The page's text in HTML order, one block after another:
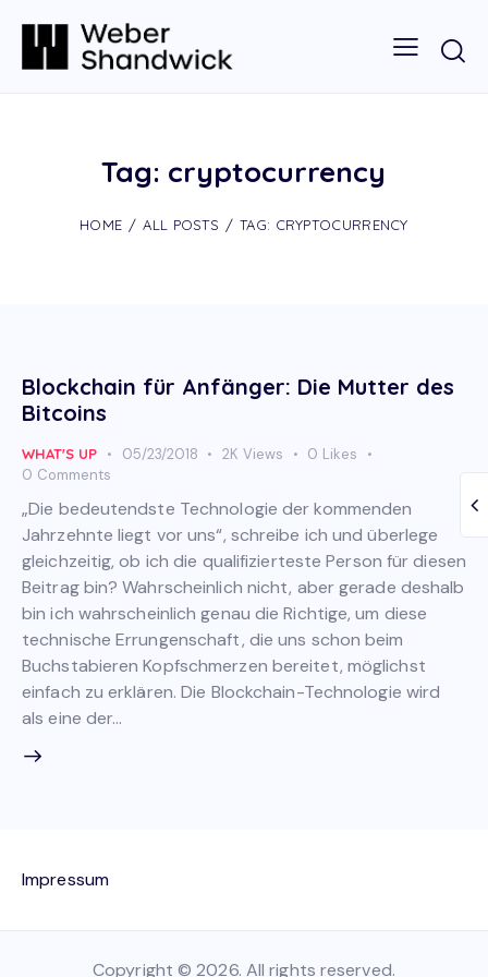
Tag: cryptocurrency
HOME ALL POSTS TAG: CRYPTOCURRENCY
Blockchain für Anfänger: Die Mutter des
Bitcoins
WHAT'S UP 05/23/2018 2K Views 0 Likes
0 Comments
„Die bedeutendste Technologie der kommenden
Jahrzehnte liegt vor uns“, schreibe ich und überlege
gleichzeitig, ob ich die qualifizierteste Person für diesen
Beitrag bin? Wahrscheinlich nicht, aber gerade deshalb
bin ich wahrscheinlich genau die Richtige, um diese
technische Errungenschaft, die uns schon beim
Buchstabieren Kopfschmerzen bereitet, möglichst
einfach zu erklären. Die Blockchain-Technologie wird
als eine der…
Impressum
Copyright © 2026. All rights reserved.